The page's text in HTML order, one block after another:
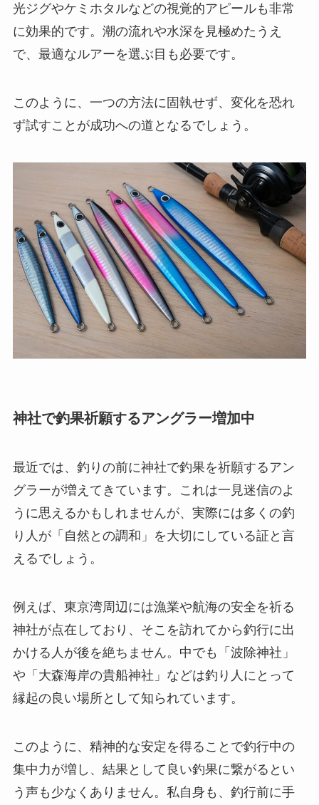
光ジグやケミホタルなどの視覚的アピールも非常
に効果的です。潮の流れや水深を見極めたうえ
で、最適なルアーを選ぶ目も必要です。
このように、一つの方法に固執せず、変化を恐れ
ず試すことが成功への道となるでしょう。
神社で釣果祈願するアングラー増加中
最近では、釣りの前に神社で釣果を祈願するアン
グラーが増えてきています。これは一見迷信のよ
うに思えるかもしれませんが、実際には多くの釣
り人が「自然との調和」を大切にしている証と言
えるでしょう。
例えば、東京湾周辺には漁業や航海の安全を祈る
神社が点在しており、そこを訪れてから釣行に出
かける人が後を絶ちません。中でも「波除神社」
や「大森海岸の貴船神社」などは釣り人にとって
縁起の良い場所として知られています。
このように、精神的な安定を得ることで釣行中の
集中力が増し、結果として良い釣果に繋がるとい
う声も少なくありません。私自身も、釣行前に手